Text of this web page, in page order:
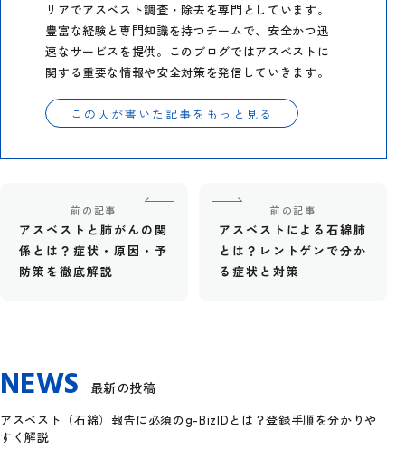
リアでアスベスト調査・除去を専門としています。
豊富な経験と専門知識を持つチームで、安全かつ迅
速なサービスを提供。このブログではアスベストに
関する重要な情報や安全対策を発信していきます。
この人が書いた記事をもっと見る
前の記事
アスベストと肺がんの関
係とは？症状・原因・予
防策を徹底解説
前の記事
アスベストによる石綿肺
とは？レントゲンで分か
る症状と対策
NEWS 最新の投稿
アスベスト（石綿）報告に必須のg-BizIDとは？登録手順を分かりや
すく解説